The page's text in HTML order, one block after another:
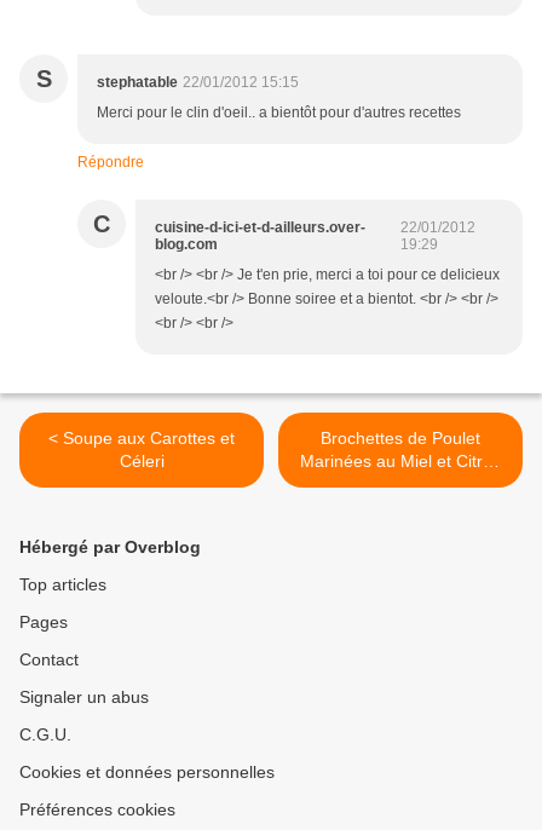
S stephatable 22/01/2012 15:15
Merci pour le clin d'oeil.. a bientôt pour d'autres recettes
Répondre
C
cuisine-d-ici-et-d-ailleurs.over-
blog.com
22/01/2012
19:29
<br /> <br /> Je t'en prie, merci a toi pour ce delicieux
veloute.<br /> Bonne soiree et a bientot. <br /> <br />
<br /> <br />
< Soupe aux Carottes et
Céleri
Brochettes de Poulet
Marinées au Miel et Citron
>
Hébergé par Overblog
Top articles
Pages
Contact
Signaler un abus
C.G.U.
Cookies et données personnelles
Préférences cookies